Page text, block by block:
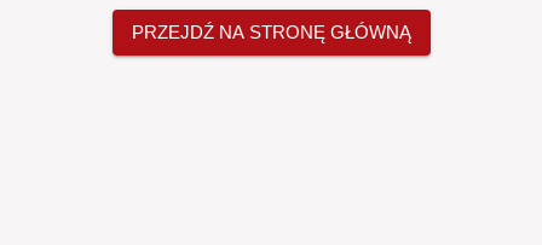
PRZEJDŹ NA STRONĘ GŁÓWNĄ